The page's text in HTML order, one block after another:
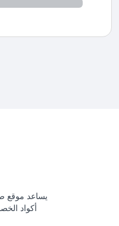
يساعد موقع
أكواد